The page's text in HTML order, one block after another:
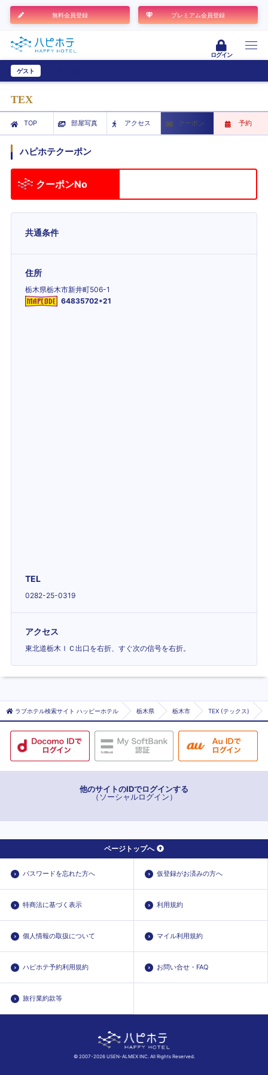
無料会員登録 プレミアム会員登録
ログイン
ゲスト
TEX
TOP 部屋写真 アクセス クーポン 予約
ハピホテクーポン
クーポンNo
共通条件
住所
栃木県栃木市新井町506-1
64835702*21
TEL
0282-25-0319
アクセス
東北道栃木ＩＣ出口を右折、すぐ次の信号を右折。
ラブホテル検索サイト ハッピーホテル 栃木県 栃木市 TEX (テックス)
他のサイトのIDでログインする
（ソーシャルログイン）
ページトップへ
パスワードを忘れた方へ 仮登録がお済みの方へ
特商法に基づく表示 利用規約
個人情報の取扱について マイル利用規約
ハピホテ予約利用規約 お問い合せ・FAQ
旅行業約款等
© 2007-2026 USEN-ALMEX INC. All Rights Reserved.